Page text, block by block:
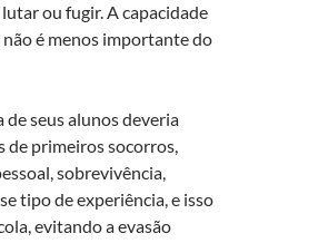
ou fugir. A capacidade
é menos importante do
de seus alunos deveria
de primeiros socorros,
sobrevivência,
tipo de experiência, e isso
evitando a evasão